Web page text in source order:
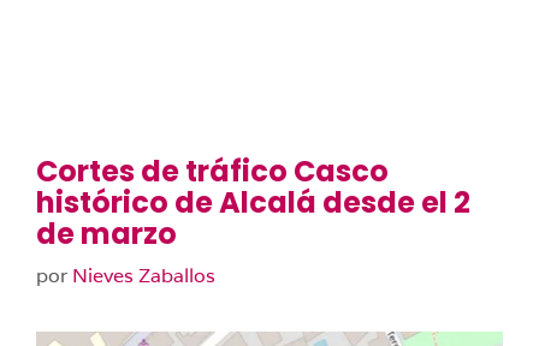
Cortes de tráfico Casco
histórico de Alcalá desde el 2
de marzo
por Nieves Zaballos